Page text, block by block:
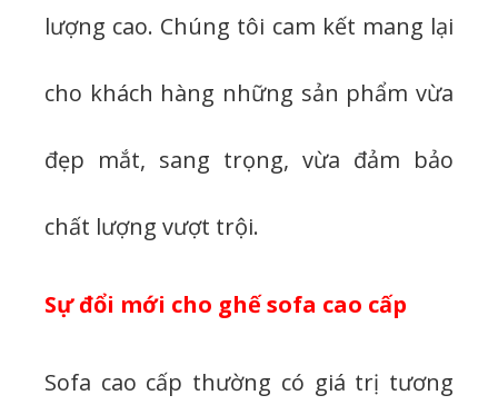
lượng cao. Chúng tôi cam kết mang lại
cho khách hàng những sản phẩm vừa
đẹp mắt, sang trọng, vừa đảm bảo
chất lượng vượt trội.
Sự đổi mới cho ghế sofa cao cấp
Sofa cao cấp thường có giá trị tương